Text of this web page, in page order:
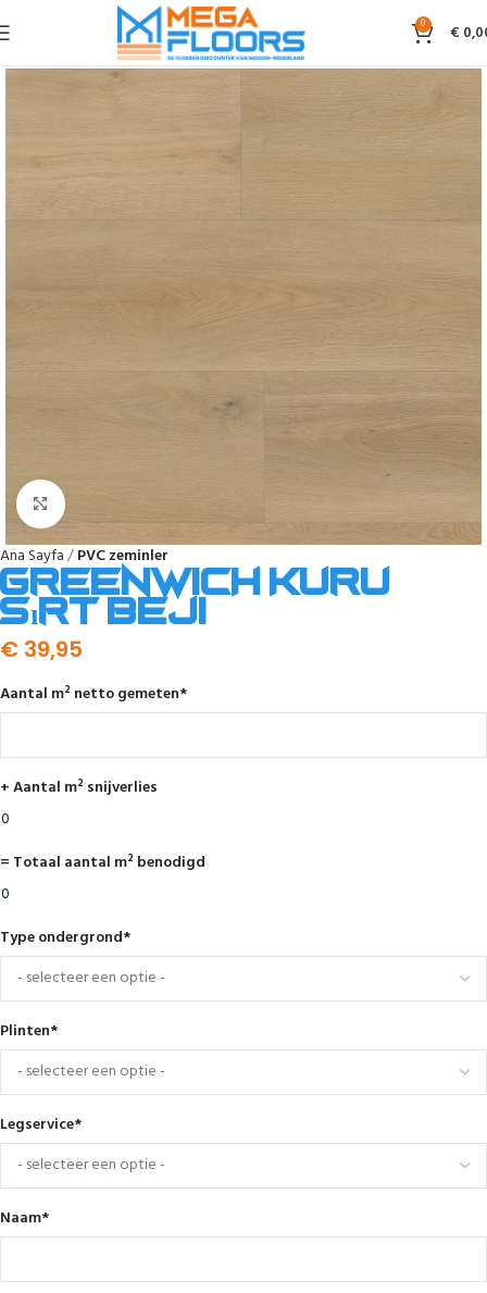
0 €
Ana Sayfa PVC zeminler
Greenwich kuru
sırt beji
€ 39,95
Aantal m² netto gemeten*
+ Aantal m² snijverlies
= Totaal aantal m² benodigd
Type ondergrond*
Plinten*
Legservice*
Naam*
Click to enlarge